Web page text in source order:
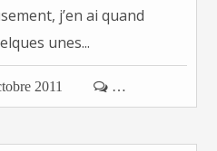
j’en ai quand
unes...
2011  …